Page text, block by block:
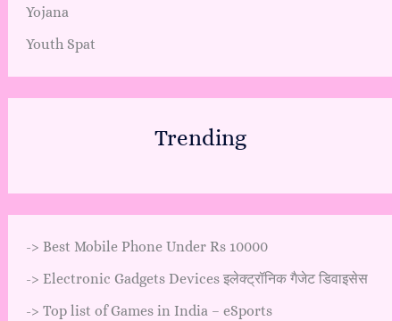
Yojana
Youth Spat
Trending
-> Best Mobile Phone Under Rs 10000
-> Electronic Gadgets Devices इलेक्ट्रॉनिक गैजेट डिवाइसेस
-> Top list of Games in India – eSports